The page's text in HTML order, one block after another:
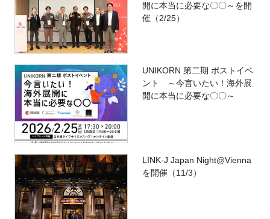
開に本当に必要な〇〇～を開
催（2/25）
UNIKORN 第二期 ポストイベ
ント ～今言いたい！海外展
開に本当に必要な〇〇～
LINK-J Japan Night@Vienna
を開催（11/3）